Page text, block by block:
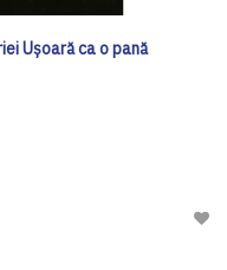
Ușoară ca o pană